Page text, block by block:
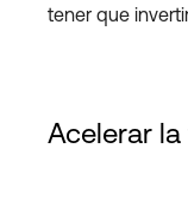
tener que
Acelerar